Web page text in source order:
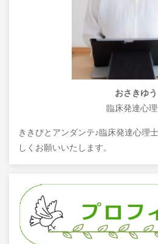
おさきゆう
臨床発達心
ききびとアンダンテ♪臨床発達心理
しくお願いいたします。